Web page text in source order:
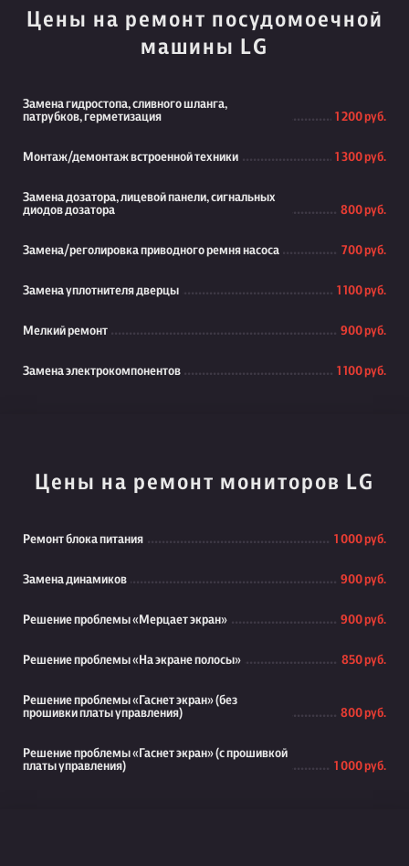
Цены на ремонт посудомоечной
машины LG
Замена гидростопа, сливного шланга,
патрубков, герметизация
1 200 руб.
Монтаж/демонтаж встроенной техники 1 300 руб.
Замена дозатора, лицевой панели, сигнальных
диодов дозатора
800 руб.
Замена/реголировка приводного ремня насоса 700 руб.
Замена уплотнителя дверцы 1 100 руб.
Мелкий ремонт 900 руб.
Замена электрокомпонентов 1 100 руб.
Цены на ремонт мониторов LG
Ремонт блока питания 1 000 руб.
Замена динамиков 900 руб.
Решение проблемы «Мерцает экран» 900 руб.
Решение проблемы «На экране полосы» 850 руб.
Решение проблемы «Гаснет экран» (без
прошивки платы управления)
800 руб.
Решение проблемы «Гаснет экран» (с прошивкой
платы управления)
1 000 руб.